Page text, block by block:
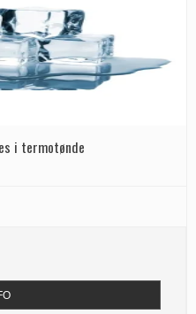
i termotønde